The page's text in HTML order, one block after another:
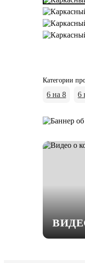
Категории
6 на 8 6